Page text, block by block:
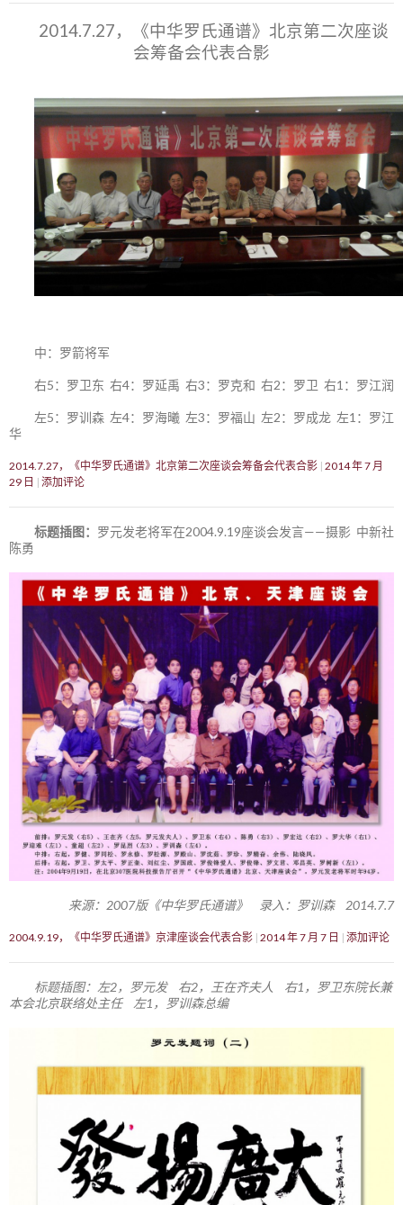
2014.7.27，《中华罗氏通谱》北京第二次座谈
会筹备会代表合影
中：罗箭将军
右5：罗卫东 右4：罗延禹 右3：罗克和 右2：罗卫 右1：罗江润
左5：罗训森 左4：罗海曦 左3：罗福山 左2：罗成龙 左1：罗江
华
2014.7.27，《中华罗氏通谱》北京第二次座谈会筹备会代表合影 2014 年 7 月
29 日
添加评论
标题插图： 罗元发老将军在2004.9.19座谈会发言——摄影 中新社
陈勇
来源：2007版《中华罗氏通谱》 录入：罗训森 2014.7.7
2004.9.19，《中华罗氏通谱》京津座谈会代表合影 2014 年 7 月 7 日 添加评论
标题插图：左2，罗元发 右2，王在齐夫人 右1，罗卫东院长兼
本会北京联络处主任 左1，罗训森总编